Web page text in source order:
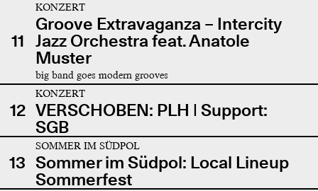
11
KONZERT
Groove Extravaganza – Intercity
Jazz Orchestra feat. Anatole
Muster
big band goes modern grooves
12
KONZERT
VERSCHOBEN: PLH | Support:
SGB
13
SOMMER IM SÜDPOL
Sommer im Südpol: Local Lineup
Sommerfest